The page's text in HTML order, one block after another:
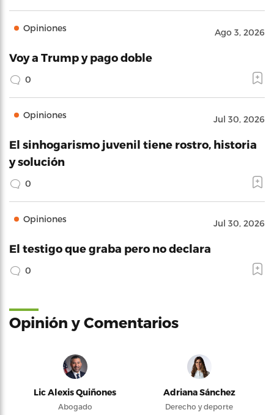
Opiniones Ago 3, 2026
Voy a Trump y pago doble
0
Opiniones Jul 30, 2026
El sinhogarismo juvenil tiene rostro, historia
y solución
0
Opiniones Jul 30, 2026
El testigo que graba pero no declara
0
Opinión y Comentarios
Lic Alexis Quiñones
Abogado
Adriana Sánchez
Derecho y deporte